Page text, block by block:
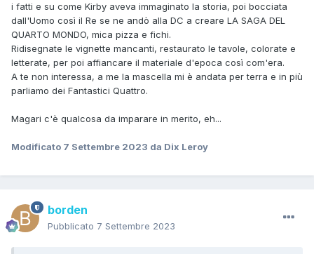
i fatti e su come Kirby aveva immaginato la storia, poi bocciata
dall'Uomo così il Re se ne andò alla DC a creare LA SAGA DEL
QUARTO MONDO, mica pizza e fichi.
Ridisegnate le vignette mancanti, restaurato le tavole, colorate e
letterate, per poi affiancare il materiale d'epoca così com'era.
A te non interessa, a me la mascella mi è andata per terra e in più
parliamo dei Fantastici Quattro.
Magari c'è qualcosa da imparare in merito, eh...
Modificato 7 Settembre 2023 da Dix Leroy
borden
Pubblicato 7 Settembre 2023